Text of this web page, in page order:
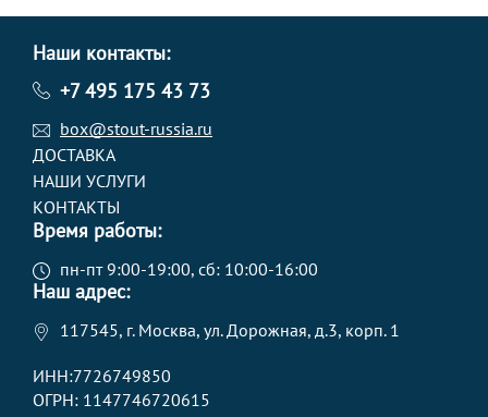
Наши контакты:
+7 495 175 43 73
box@stout-russia.ru
ДОСТАВКА
НАШИ УСЛУГИ
КОНТАКТЫ
Время работы:
пн-пт 9:00-19:00, сб: 10:00-16:00
Наш адрес:
117545, г. Москва, ул. Дорожная, д.3, корп. 1
ИНН:7726749850
ОГРН: 1147746720615